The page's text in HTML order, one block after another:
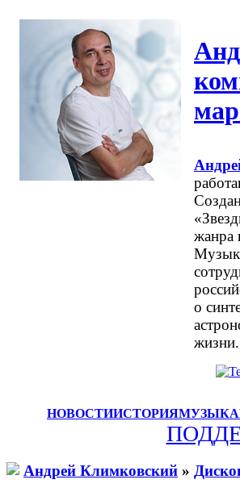
жанра
о
жизни.
НОВОСТИИСТОРИЯМУЗЫКА
Андрей Климковский »